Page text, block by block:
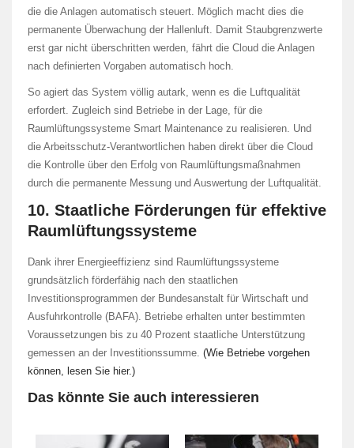
die die Anlagen automatisch steuert. Möglich macht dies die
permanente Überwachung der Hallenluft. Damit Staubgrenzwerte
erst gar nicht überschritten werden, fährt die Cloud die Anlagen
nach definierten Vorgaben automatisch hoch.
So agiert das System völlig autark, wenn es die Luftqualität
erfordert. Zugleich sind Betriebe in der Lage, für die
Raumlüftungssysteme Smart Maintenance zu realisieren. Und
die Arbeitsschutz-Verantwortlichen haben direkt über die Cloud
die Kontrolle über den Erfolg von Raumlüftungsmaßnahmen
durch die permanente Messung und Auswertung der Luftqualität.
10. Staatliche Förderungen für effektive
Raumlüftungssysteme
Dank ihrer Energieeffizienz sind Raumlüftungssysteme
grundsätzlich förderfähig nach den staatlichen
Investitionsprogrammen der Bundesanstalt für Wirtschaft und
Ausfuhrkontrolle (BAFA). Betriebe erhalten unter bestimmten
Voraussetzungen bis zu 40 Prozent staatliche Unterstützung
gemessen an der Investitionssumme. (Wie Betriebe vorgehen
können, lesen Sie hier.)
Das könnte Sie auch interessieren